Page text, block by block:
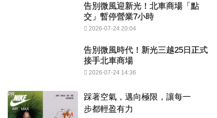
告別微風迎新光！北車商場「點
交」暫停營業7小時
2026-07-24 20:04
告別微風時代！新光三越25日正式
接手北車商場
2026-07-24 14:36
踩著空氣，邁向極限，讓每一
步都輕盈有力
PR